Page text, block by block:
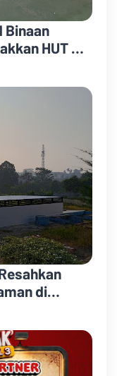
Binaan
HUT RI
di